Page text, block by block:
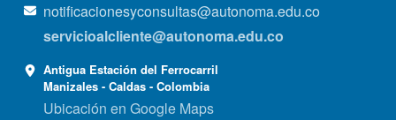
notificacionesyconsultas@autonoma.edu.co
servicioalcliente@autonoma.edu.co
Antigua Estación del Ferrocarril
Manizales - Caldas - Colombia
Ubicación en Google Maps